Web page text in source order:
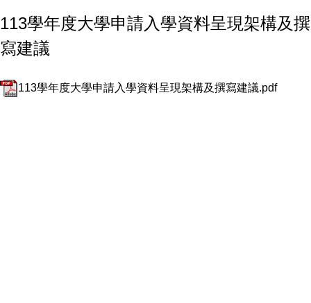
113學年度大學申請入學資料呈現架構及撰
寫建議
113學年度大學申請入學資料呈現架構及撰寫建議.pdf